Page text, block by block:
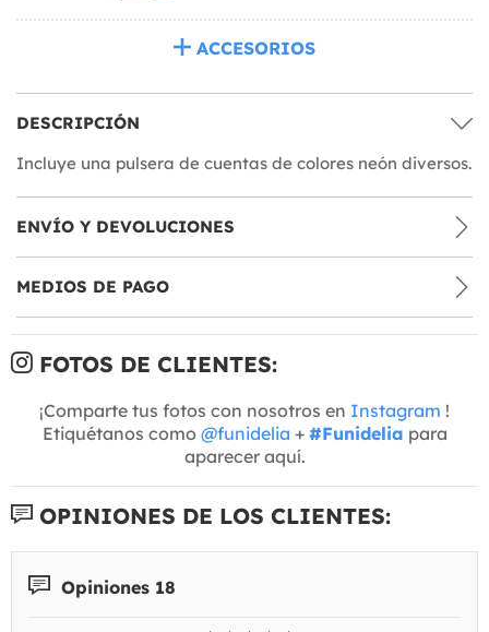
ACCESORIOS
DESCRIPCIÓN
Incluye una pulsera de cuentas de colores neón diversos.
ENVÍO Y DEVOLUCIONES
MEDIOS DE PAGO
FOTOS DE CLIENTES:
¡Comparte tus fotos con nosotros en Instagram !
Etiquétanos como @funidelia + #Funidelia para
aparecer aquí.
OPINIONES DE LOS CLIENTES:
Opiniones 18